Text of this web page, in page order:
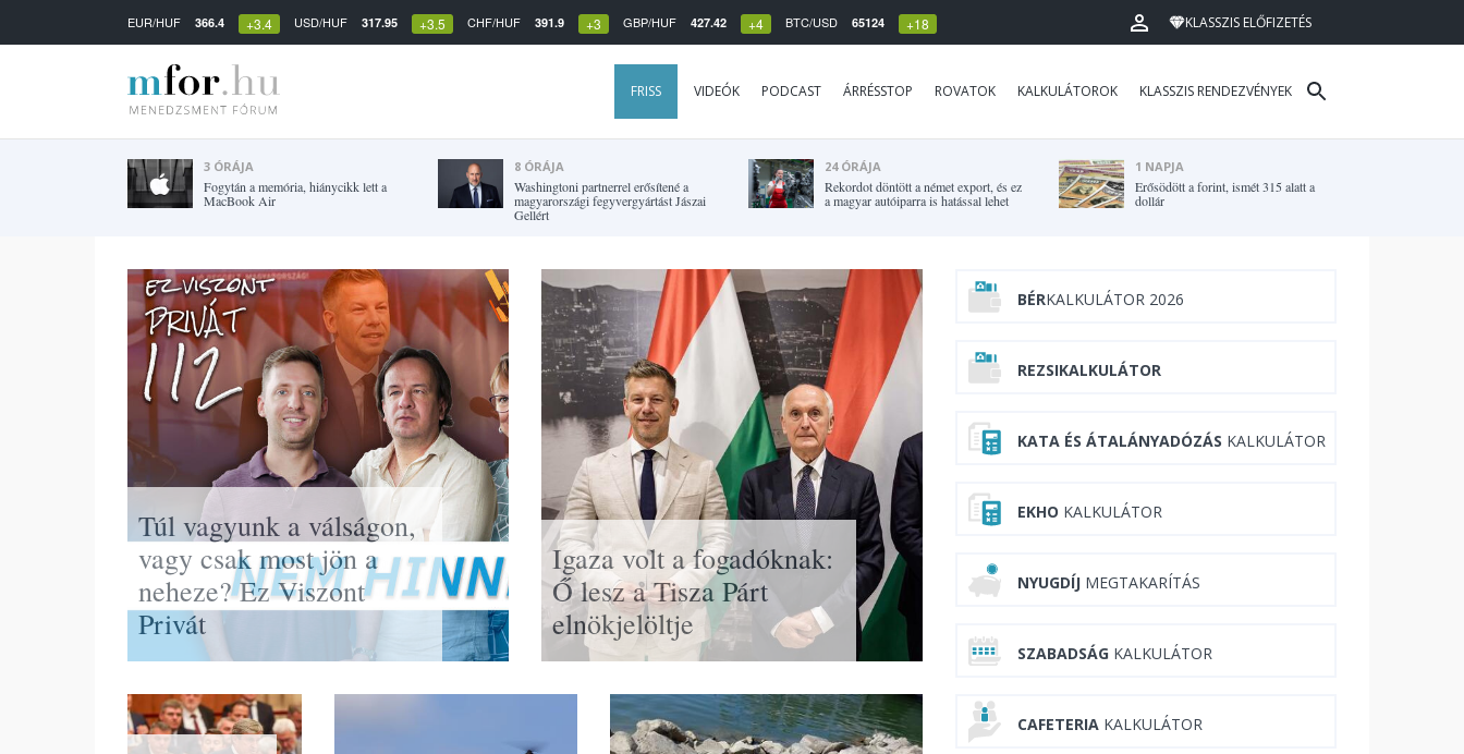
EUR/HUF 366.4 +3.4 USD/HUF 317.95 +3.5 CHF/HUF 391.9 +3 GBP/HUF 427.42 +4 BTC/USD 65124 +18 KLASSZIS ELŐFIZETÉS
FRISS VIDEÓK PODCAST ÁRRÉSSTOP ROVATOK KALKULÁTOROK KLASSZIS RENDEZVÉNYEK
3 ÓRÁJA
Fogytán a memória, hiánycikk lett a
MacBook Air
8 ÓRÁJA
Washingtoni partnerrel erősítené a
magyarországi fegyvergyártást Jászai
Gellért
24 ÓRÁJA
Rekordot döntött a német export, és ez
a magyar autóiparra is hatással lehet
1 NAPJA
Erősödött a forint, ismét 315 alatt a
dollár
Túl vagyunk a válságon,
vagy csak most jön a
neheze? Ez Viszont
Privát
Igaza volt a fogadóknak:
Ő lesz a Tisza Párt
elnökjelöltje
BÉRKALKULÁTOR 2026
REZSIKALKULÁTOR
KATA ÉS ÁTALÁNYADÓZÁS KALKULÁTOR
EKHO KALKULÁTOR
NYUGDÍJ MEGTAKARÍTÁS
SZABADSÁG KALKULÁTOR
CAFETERIA KALKULÁTOR